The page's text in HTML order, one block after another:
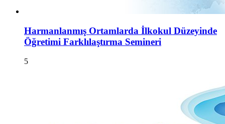
Harmanlanmış Ortamlarda İlkokul Düzeyinde
Öğretimi Farklılaştırma Semineri
5